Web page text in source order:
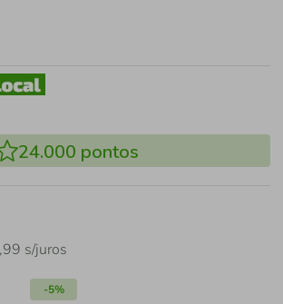
24.000 pontos
,99 s/juros
-5%